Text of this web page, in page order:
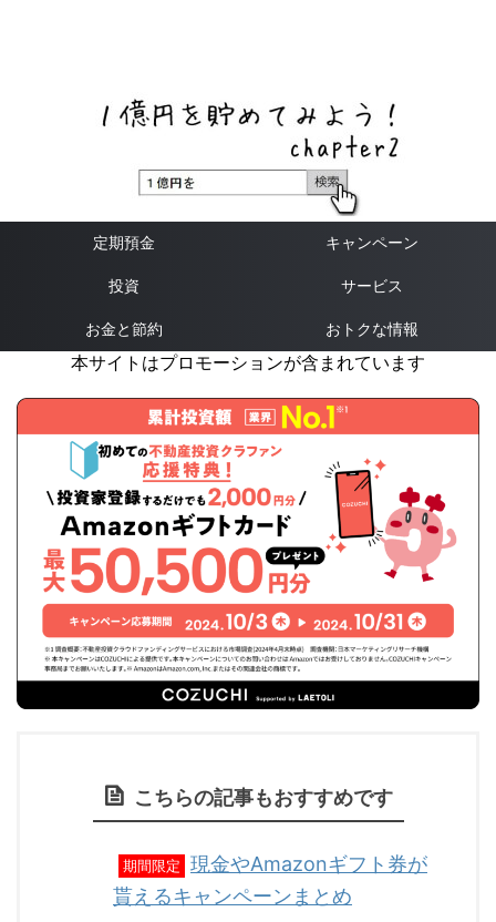
定期預金 キャンペーン
投資 サービス
お金と節約 おトクな情報
本サイトはプロモーションが含まれています
こちらの記事もおすすめです
期間限定
現金やAmazonギフト券が
貰えるキャンペーンまとめ